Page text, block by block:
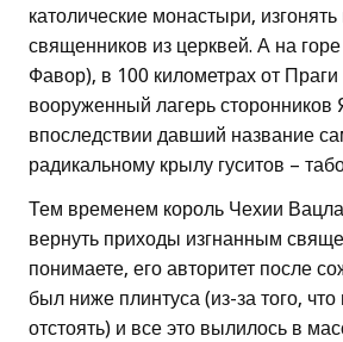
католические монастыри,
священников из церквей. А на
Фавор), в 100 километрах от
вооруженный лагерь сторонников
впоследствии давший название
радикальному крылу гуситов –
Тем временем король Чехии
вернуть приходы изгнанным
понимаете, его авторитет после
был ниже плинтуса (из-за того, что
отстоять) и все это вылилось в